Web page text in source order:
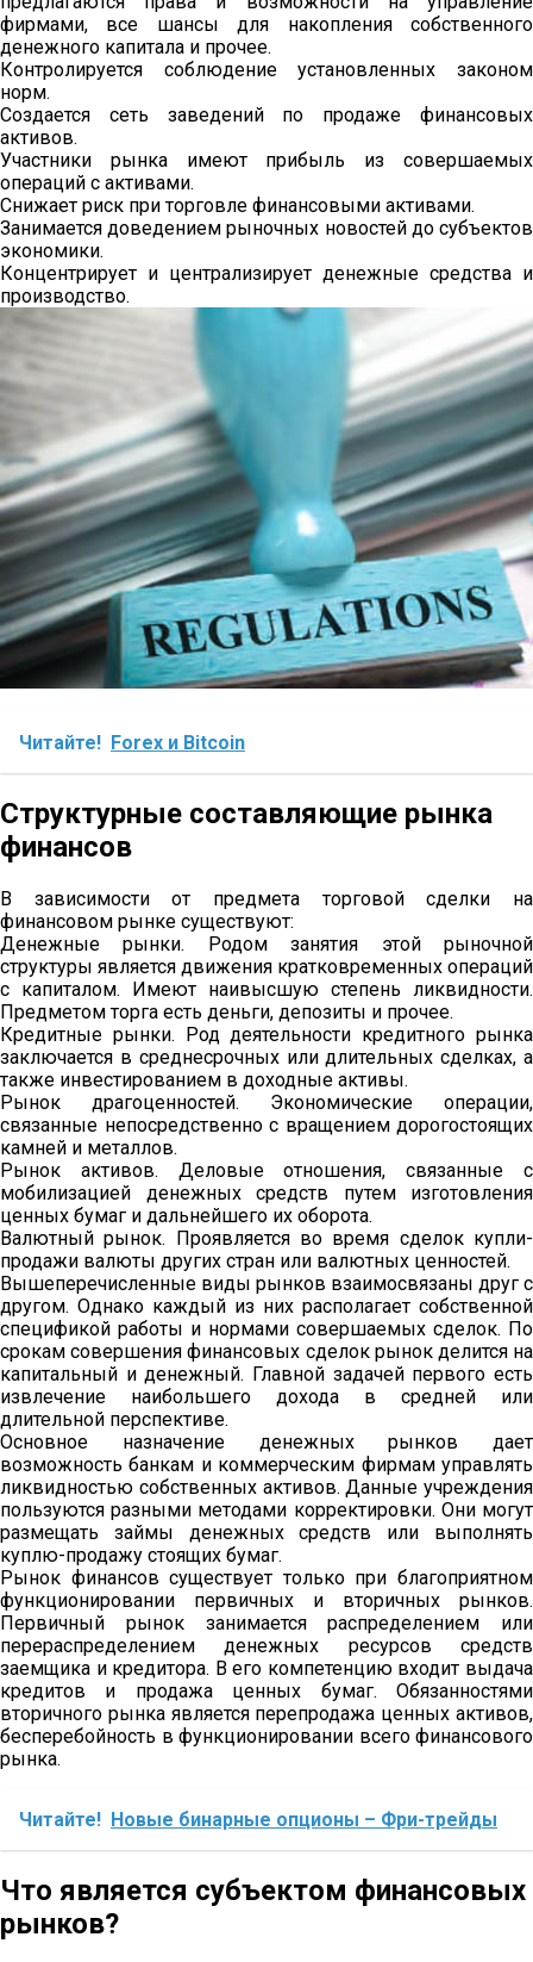
фирмами, все шансы для накопления собственного
денежного капитала и прочее.
Контролируется соблюдение установленных законом
норм.
Создается сеть заведений по продаже финансовых
активов.
Участники рынка имеют прибыль из совершаемых
операций с активами.
Снижает риск при торговле финансовыми активами.
Занимается доведением рыночных новостей до субъектов
экономики.
Концентрирует и централизирует денежные средства и
производство.
Читайте! Forex и Bitcoin
Структурные составляющие рынка
финансов
В зависимости от предмета торговой сделки на
финансовом рынке существуют:
Денежные рынки. Родом занятия этой рыночной
структуры является движения кратковременных операций
с капиталом. Имеют наивысшую степень ликвидности.
Предметом торга есть деньги, депозиты и прочее.
Кредитные рынки. Род деятельности кредитного рынка
заключается в среднесрочных или длительных сделках, а
также инвестированием в доходные активы.
Рынок драгоценностей. Экономические операции,
связанные непосредственно с вращением дорогостоящих
камней и металлов.
Рынок активов. Деловые отношения, связанные с
мобилизацией денежных средств путем изготовления
ценных бумаг и дальнейшего их оборота.
Валютный рынок. Проявляется во время сделок купли-
продажи валюты других стран или валютных ценностей.
Вышеперечисленные виды рынков взаимосвязаны друг с
другом. Однако каждый из них располагает собственной
спецификой работы и нормами совершаемых сделок. По
срокам совершения финансовых сделок рынок делится на
капитальный и денежный. Главной задачей первого есть
извлечение наибольшего дохода в средней или
длительной перспективе.
Основное назначение денежных рынков дает
возможность банкам и коммерческим фирмам управлять
ликвидностью собственных активов. Данные учреждения
пользуются разными методами корректировки. Они могут
размещать займы денежных средств или выполнять
куплю-продажу стоящих бумаг.
Рынок финансов существует только при благоприятном
функционировании первичных и вторичных рынков.
Первичный рынок занимается распределением или
перераспределением денежных ресурсов средств
заемщика и кредитора. В его компетенцию входит выдача
кредитов и продажа ценных бумаг. Обязанностями
вторичного рынка является перепродажа ценных активов,
бесперебойность в функционировании всего финансового
рынка.
Читайте! Новые бинарные опционы – Фри-трейды
Что является субъектом финансовых
рынков?